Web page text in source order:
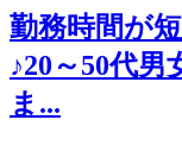
勤務時間が
♪20～50代
ま...